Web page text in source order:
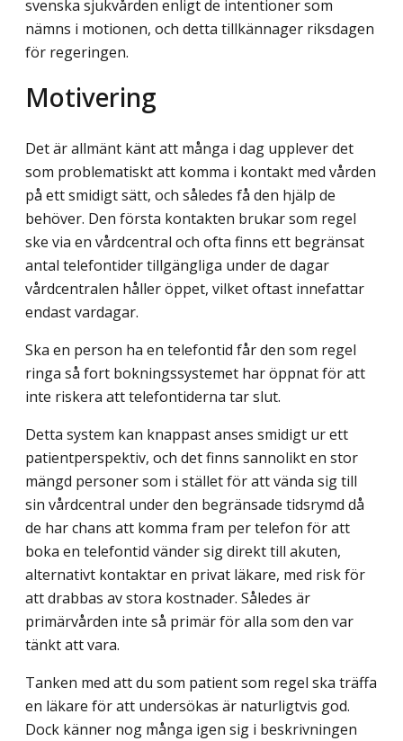
svenska sjukvården enligt de intentioner som
nämns i motionen, och detta tillkännager riksdagen
för regeringen.
Motivering
Det är allmänt känt att många i dag upplever det
som problematiskt att komma i kontakt med vården
på ett smidigt sätt, och således få den hjälp de
behöver. Den första kontakten brukar som regel
ske via en vårdcentral och ofta finns ett begränsat
antal telefontider tillgängliga under de dagar
vårdcentralen håller öppet, vilket oftast innefattar
endast vardagar.
Ska en person ha en telefontid får den som regel
ringa så fort bokningssystemet har öppnat för att
inte riskera att telefontiderna tar slut.
Detta system kan knappast anses smidigt ur ett
patientperspektiv, och det finns sannolikt en stor
mängd personer som i stället för att vända sig till
sin vårdcentral under den begränsade tidsrymd då
de har chans att komma fram per telefon för att
boka en telefontid vänder sig direkt till akuten,
alternativt kontaktar en privat läkare, med risk för
att drabbas av stora kostnader. Således är
primärvården inte så primär för alla som den var
tänkt att vara.
Tanken med att du som patient som regel ska träffa
en läkare för att undersökas är naturligtvis god.
Dock känner nog många igen sig i beskrivningen